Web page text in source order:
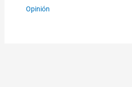
Opinión